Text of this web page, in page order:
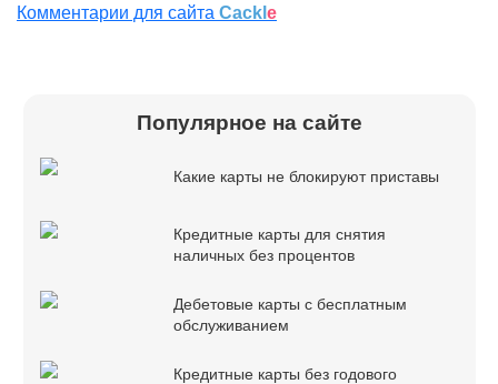
Комментарии для сайта Cackl e
Популярное на сайте
Какие карты не блокируют приставы
Кредитные карты для снятия
наличных без процентов
Дебетовые карты с бесплатным
обслуживанием
Кредитные карты без годового